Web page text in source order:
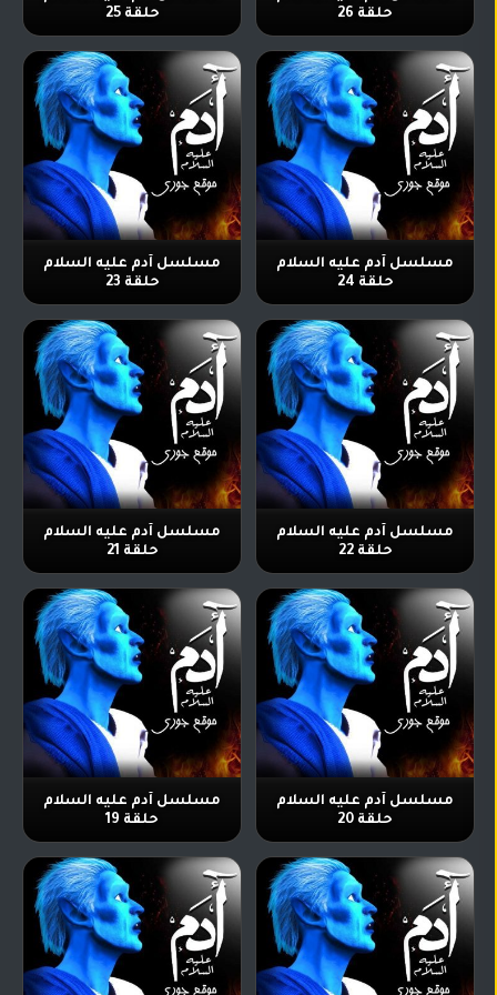
حلقة 26
حلقة 25
مسلسل آدم عليه السلام
حلقة 24
مسلسل آدم عليه السلام
حلقة 23
مسلسل آدم عليه السلام
حلقة 22
مسلسل آدم عليه السلام
حلقة 21
مسلسل آدم عليه السلام
حلقة 20
مسلسل آدم عليه السلام
حلقة 19